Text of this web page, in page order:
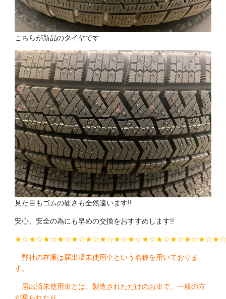
こちらが新品のタイヤです
見た目もゴムの硬さも全然違います!!
安心、安全の為にも早めの交換をおすすめします!!
弊社の在庫は届出済未使用車という名称を用いておりま
す。
届出済未使用車とは、製造されただけのお車で、一般の方